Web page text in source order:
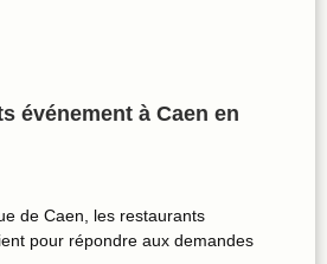
événement à Caen en
de Caen, les restaurants
pour répondre aux demandes